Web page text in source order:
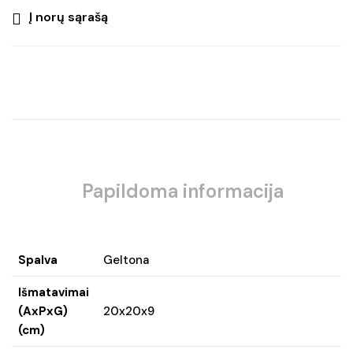
Į norų sąrašą
Papildoma informacija
Spalva Geltona
Išmatavimai
(AxPxG)
(cm)
20x20x9